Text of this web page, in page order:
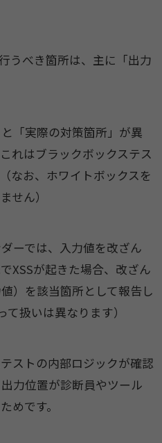
うべき箇所は、主に「出力
「実際の対策箇所」が異
れはブラックボックステス
なお、ホワイトボックスを
せん）
ーでは、入力値を改ざん
XSSが起きた場合、改ざん
）を該当箇所として報告し
て扱いは異なります）
ストの内部ロジックが確認
力位置が診断員やツール
めです。